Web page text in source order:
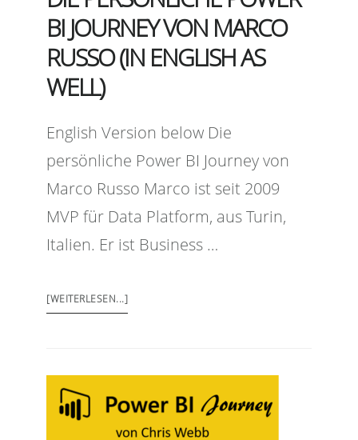
BI JOURNEY VON MARCO
RUSSO (IN ENGLISH AS
WELL)
English Version below Die
persönliche Power BI Journey von
Marco Russo Marco ist seit 2009
MVP für Data Platform, aus Turin,
Italien. Er ist Business …
[WEITERLESEN...]